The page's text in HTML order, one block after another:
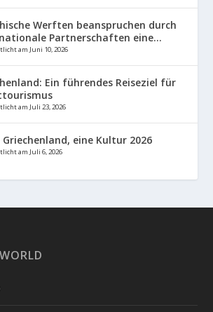
Werften beanspruchen durch
Partnerschaften eine...
am Juni 10, 2026
Ein führendes Reiseziel für
am Juli 23, 2026
Griechenland, eine Kultur 2026
am Juli 6, 2026